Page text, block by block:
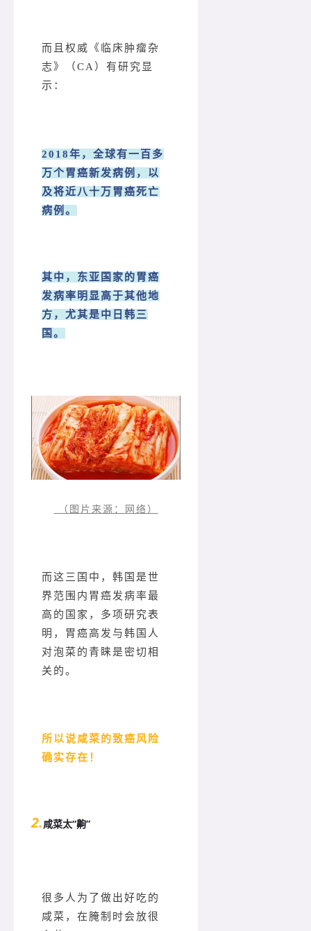
而且权威《临床肿瘤杂
志》（CA）有研究显
示：
2018年，全球有一百多
万个胃癌新发病例，以
及将近八十万胃癌死亡
病例。
其中，东亚国家的胃癌
发病率明显高于其他地
方，尤其是中日韩三
国。
（图片来源：网络）
而这三国中，韩国是世
界范围内胃癌发病率最
高的国家，多项研究表
明，胃癌高发与韩国人
对泡菜的青睐是密切相
关的。
所以说咸菜的致癌风险
确实存在！
2.咸菜太“齁”
很多人为了做出好吃的
咸菜，在腌制时会放很